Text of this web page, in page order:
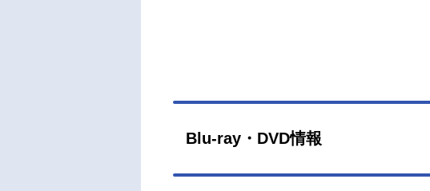
Blu-ray・DVD情報